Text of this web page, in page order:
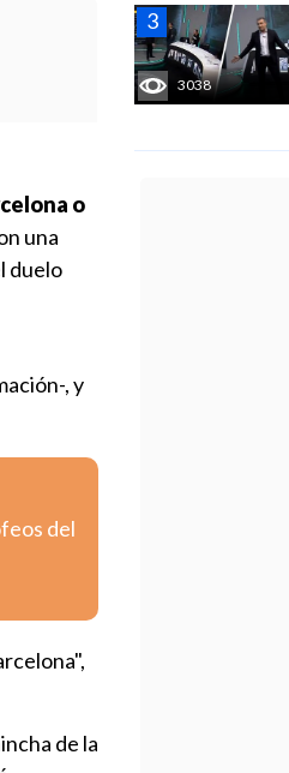
3038
o
una
duelo
, y
del
de la